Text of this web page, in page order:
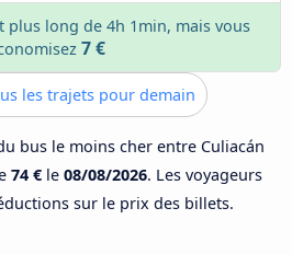
plus long de 4h 1min, mais vous
7 €
les trajets pour demain
bus le moins cher entre Culiacán
74 € le 08/08/2026. Les voyageurs
sur le prix des billets.